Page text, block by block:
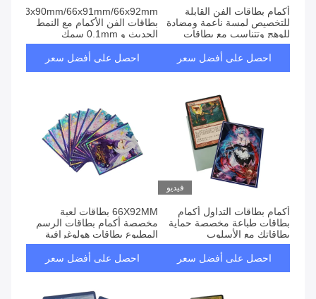
أكمام بطاقات الفن القابلة
للتخصيص لمسة ناعمة ومضادة
للوهج وتتناسب مع بطاقات
قياسية وموجودة في جميع أنحاء
العالماحصل على أفضل سعر
63x90mm/66x91mm/66x92mm
بطاقات الفن الأكمام مع النمط
الحديث و 0.1mm سمك
احصل على أفضل سعر
فيديو
أكمام بطاقات التداول أكمام
بطاقات طباعة مخصصة حماية
بطاقاتك مع الأسلوب
احصل على أفضل سعر
66X92MM بطاقات لعبة
مخصصة أكمام بطاقات الرسم
المطبوع بطاقات هولوغرافية
احصل على أفضل سعر